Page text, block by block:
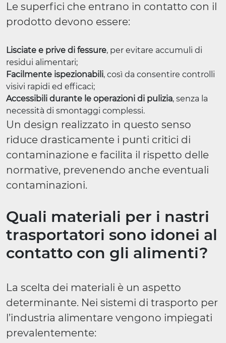
Le superfici che entrano in contatto con il
prodotto devono essere:
Lisciate e prive di fessure, per evitare accumuli di
residui alimentari;
Facilmente ispezionabili, così da consentire controlli
visivi rapidi ed efficaci;
Accessibili durante le operazioni di pulizia, senza la
necessità di smontaggi complessi.
Un design realizzato in questo senso
riduce drasticamente i punti critici di
contaminazione e facilita il rispetto delle
normative, prevenendo anche eventuali
contaminazioni.
Quali materiali per i nastri
trasportatori sono idonei al
contatto con gli alimenti?
La scelta dei materiali è un aspetto
determinante. Nei sistemi di trasporto per
l’industria alimentare vengono impiegati
prevalentemente: